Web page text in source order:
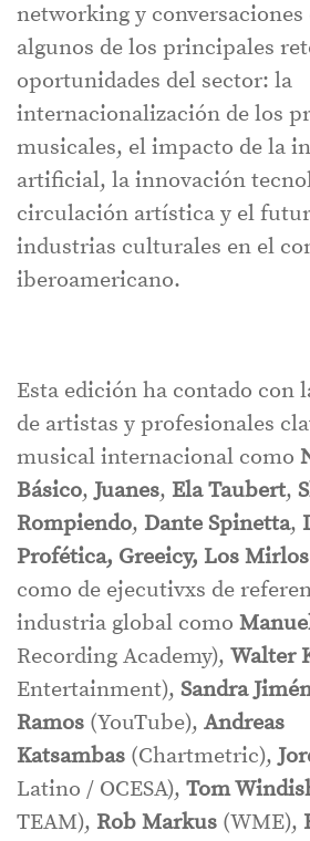
networking y conversaciones
algunos de los principales
oportunidades del sector: la
internacionalización de los
musicales, el impacto de la
artificial, la innovación
circulación artística y el
industrias culturales en el
iberoamericano.
Esta edición ha contado con
de artistas y profesionales
musical internacional como
Básico,Juanes, Ela Taubert,
Rompiendo, Dante Spinetta,
Profética, Greeicy, Los
como de ejecutivxs de
industria global como
Recording Academy), Walter
Entertainment), Sandra
Ramos (YouTube), Andreas
Katsambas (Chartmetric),
Latino / OCESA), Tom
TEAM), Rob Markus (WME),